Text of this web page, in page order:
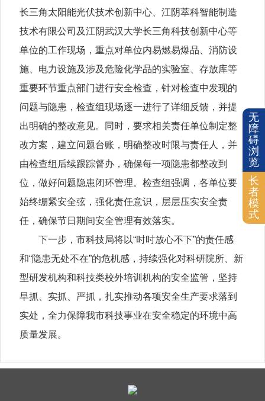
长三角太阳能光伏技术创新中心、江阴萃科智能制造
技术有限公司及江阴武汉大学长三角科技创新中心等
单位的工作现场，重点对单位内易燃易爆品、消防设
施、电力设施及涉及危险化学品的实验室、存放库等
重要环节重点部门进行安全检查，针对检查中发现的
问题与隐患，检查组现场逐一进行了详细反馈，并提
出明确的整改意见。同时，要求相关责任单位制定整
改方案，建立问题台账，明确整改时限与责任人，并
由检查组后续跟踪督办，确保每一项隐患都整改到
位，做好问题隐患闭环管理。检查组强调，各单位要
始终绷紧安全弦，强化责任意识，层层压实安全责
任，确保节日期间安全管理有效落实。
下一步，市科技局将以“时时放心不下”的责任感
和“隐患无处不在”的危机感，持续强化对科研院所、新
型研发机构和科技类校外培训机构的安全监管，坚持
早抓、实抓、严抓，扎实推动各项安全生产要求落到
实处，全力保障我市科技事业在安全稳定的环境中高
质量发展。
无
障
碍
浏
览
长
者
模
式